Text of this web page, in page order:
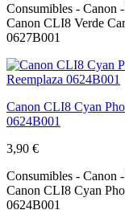
Consumibles - Canon
Canon CLI8 Verde
0627B001
Canon CLI8 Cyan
0624B001
3,90 €
Consumibles -
Canon CLI8 Cyan
0624B001